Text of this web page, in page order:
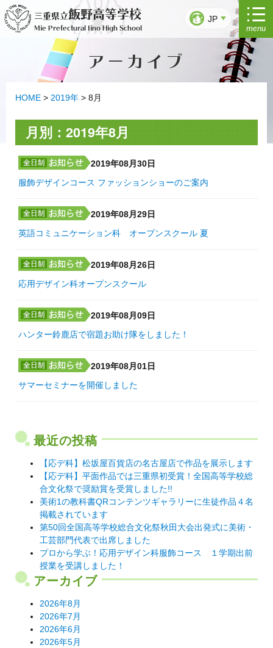
ン
三重県立飯野高等学校
Mie Prefectural Iino High School
JP
menu
アーカイブ
HOME > 2019年 > 8月
月別：2019年8月
2019年08月30日
服飾デザインコース ファッションショーのご案内
2019年08月29日
英語コミュニケーション科 オープンスクール 夏
2019年08月26日
応用デザイン科オープンスクール
2019年08月09日
ハンター鈴鹿店で宿題お助け隊をしました！
2019年08月01日
サマーセミナーを開催しました
最近の投稿
【応デ科】松坂屋百貨店の名古屋店で作品を展示します
【応デ科】平面作品では三重県初受賞！全国高等学校総
合文化祭で奨励賞を受賞しました!!
美術1の教科書QRコンテンツギャラリーに生徒作品４名
掲載されています
第50回全国高等学校総合文化祭秋田大会出発式に美術・
工芸部門代表で出席しました
プロから学ぶ！応用デザイン科服飾コース １学期出前
授業を受講しました！
アーカイブ
2026年8月
2026年7月
2026年6月
2026年5月